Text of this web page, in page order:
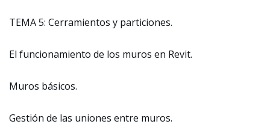
TEMA 5: Cerramientos y particiones.
El funcionamiento de los muros en Revit.
Muros básicos.
Gestión de las uniones entre muros.